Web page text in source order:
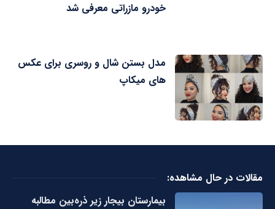
خودرو مازراتی معرفی شد
مدل بستن شال و روسری برای عکس
های میکاپ
مقالات در حال مشاهده:
بیمارستان بیجار زیر ذره‌بین مطالبه